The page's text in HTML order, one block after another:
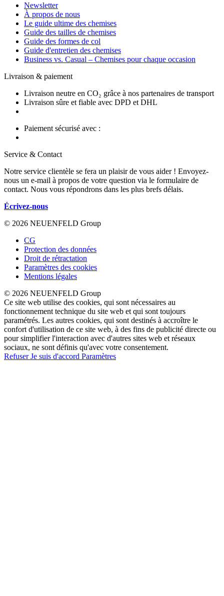
Newsletter
À propos de nous
Le guide ultime des chemises
Guide des tailles de chemises
Guide des formes de col
Guide d'entretien des chemises
Business vs. Casual – Chemises pour chaque occasion
Livraison & paiement
Livraison neutre en CO₂ grâce à nos partenaires de transport
Livraison sûre et fiable avec DPD et DHL
Paiement sécurisé avec :
Service & Contact
Notre service clientèle se fera un plaisir de vous aider ! Envoyez-
nous un e-mail à propos de votre question via le formulaire de
contact. Nous vous répondrons dans les plus brefs délais.
Écrivez-nous
© 2026 NEUENFELD Group
CG
Protection des données
Droit de rétractation
Paramètres des cookies
Mentions légales
© 2026 NEUENFELD Group
Ce site web utilise des cookies, qui sont nécessaires au
fonctionnement technique du site web et qui sont toujours
paramétrés. Les autres cookies, qui sont destinés à accroître le
confort d'utilisation de ce site web, à des fins de publicité directe ou
pour simplifier l'interaction avec d'autres sites web et réseaux
sociaux, ne sont définis qu'avec votre consentement.
RefuserJe suis d'accord Paramètres